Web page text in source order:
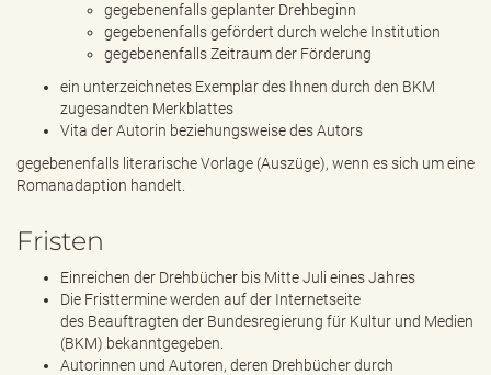
gegebenenfalls geplanter Drehbeginn
gegebenenfalls gefördert durch welche Institution
gegebenenfalls Zeitraum der Förderung
ein unterzeichnetes Exemplar des Ihnen durch den BKM
zugesandten Merkblattes
Vita der Autorin beziehungsweise des Autors
gegebenenfalls literarische Vorlage (Auszüge), wenn es sich um eine
Romanadaption handelt.
Fristen
Einreichen der Drehbücher bis Mitte Juli eines Jahres
Die Fristtermine werden auf der Internetseite
des Beauftragten der Bundesregierung für Kultur und Medien
(BKM) bekanntgegeben.
Autorinnen und Autoren, deren Drehbücher durch